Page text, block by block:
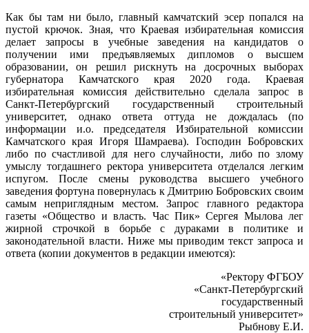
Как бы там ни было, главный камчатский эсер попался на
пустой крючок. Зная, что Краевая избирательная комиссия
делает запросы в учебные заведения на кандидатов о
получении ими предъявляемых дипломов о высшем
образовании, он решил рискнуть на досрочных выборах
губернатора Камчатского края 2020 года. Краевая
избирательная комиссия действительно сделала запрос в
Санкт-Петербургский государственный строительный
университет, однако ответа оттуда не дождалась (по
информации и.о. председателя Избирательной комиссии
Камчатского края Игоря Шамраева). Господин Бобровских
либо по счастливой для него случайности, либо по злому
умыслу тогдашнего ректора университета отделался легким
испугом. После смены руководства высшего учебного
заведения фортуна повернулась к Дмитрию Бобровских своим
самым неприглядным местом. Запрос главного редактора
газеты «Общество и власть. Час Пик» Сергея Мылова лег
жирной строчкой в борьбе с дураками в политике и
законодательной власти. Ниже мы приводим текст запроса и
ответа (копии документов в редакции имеются):
«Ректору ФГБОУ
«Санкт-Петербургский
государственный
строительный университет»
Рыбнову Е.И.